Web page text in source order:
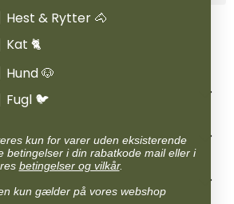
Hest & Rytter 🐴
Kat 🐈
Hund 🐶
Fugl 🐦
kun for varer uden eksisterende
betingelser i din rabatkode mail eller i
betingelser og vilkår.
kun gælder på vores webshop